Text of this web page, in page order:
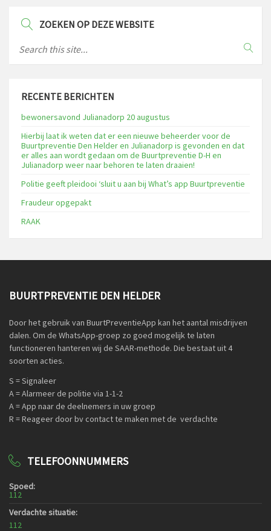
ZOEKEN OP DEZE WEBSITE
RECENTE BERICHTEN
bewonersavond Julianadorp 20 augustus
Hierbij laat ik weten dat er een nieuwe beheerder voor de
Buurtpreventie Den Helder en Julianadorp is gevonden en dat
er alles aan wordt gedaan om de Buurtpreventie D-H en
Julianadorp weer naar behoren te laten draaien!
Politie geeft pleidooi ‘sluit u aan bij What’s app Buurtpreventie
Fraudeur opgepakt
RAAK
BUURTPREVENTIE DEN HELDER
Door het gebruik van BuurtPreventieApp kan het aantal misdrijven
dalen. Om de WhatsApp-groep zo goed mogelijk te laten
functioneren hanteren wij de SAAR-methode. Die bestaat uit 4
soorten acties.
S = Signaleer
A = Alarmeer de politie via 1-1-2
A = App naar de deelnemers in uw groep
R = Reageer door bv contact te maken met de verdachte
TELEFOONNUMMERS
Spoed:
112
Verdachte situatie:
112